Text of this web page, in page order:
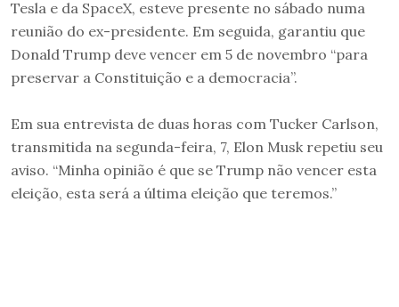
Tesla e da SpaceX, esteve presente no sábado numa
reunião do ex-presidente. Em seguida, garantiu que
Donald Trump deve vencer em 5 de novembro “para
preservar a Constituição e a democracia”.
Em sua entrevista de duas horas com Tucker Carlson,
transmitida na segunda-feira, 7, Elon Musk repetiu seu
aviso. “Minha opinião é que se Trump não vencer esta
eleição, esta será a última eleição que teremos.”